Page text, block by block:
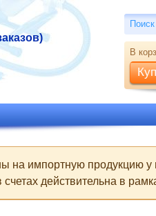
Поиск
на импортную продукцию
действительна в
Поиск
В